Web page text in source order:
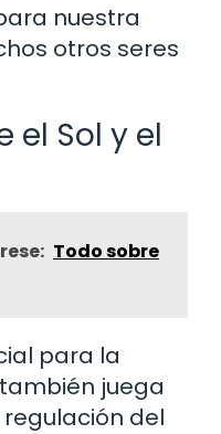
nuestra
otros seres
el Sol y el
Todo sobre
para la
juega
del